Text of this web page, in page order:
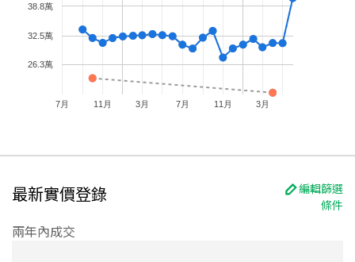
7月 11月 3月 7月 11月 3月
26.3萬
32.5萬
38.8萬
最新實價登錄
編輯篩選
條件
兩年內成交